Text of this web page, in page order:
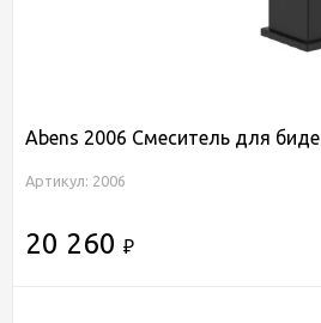
Abens 2006 Смеситель для биде
Артикул: 2006
20 260 ₽